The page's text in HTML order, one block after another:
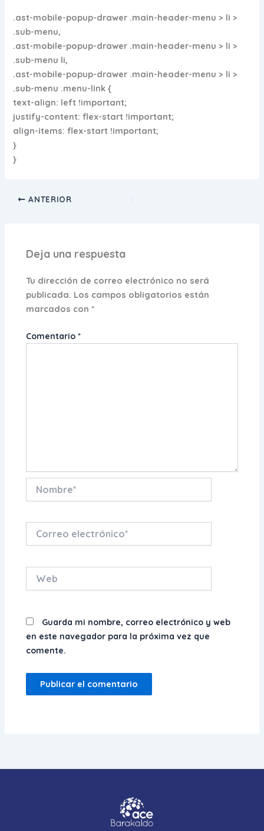
.ast-mobile-popup-drawer .main-header-menu > li >
.sub-menu,
.ast-mobile-popup-drawer .main-header-menu > li >
.sub-menu li,
.ast-mobile-popup-drawer .main-header-menu > li >
.sub-menu .menu-link {
text-align: left !important;
justify-content: flex-start !important;
align-items: flex-start !important;
}
}
ANTERIOR
Deja una respuesta
Tu dirección de correo electrónico no será
publicada. Los campos obligatorios están
marcados con*
Comentario*
electrónico*
Guarda mi nombre, correo electrónico y web
en este navegador para la próxima vez que
comente.